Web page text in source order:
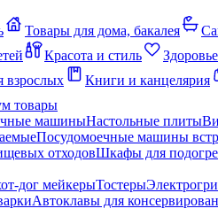
Товары для дома, бакалея
Красота и стиль Здоровье
взрослых Книги и канцелярия
товары
машиныНастольные плиты
Посудомоечные машины
отходовШкафы для
дог мейкерыТостеры
Автоклавы для